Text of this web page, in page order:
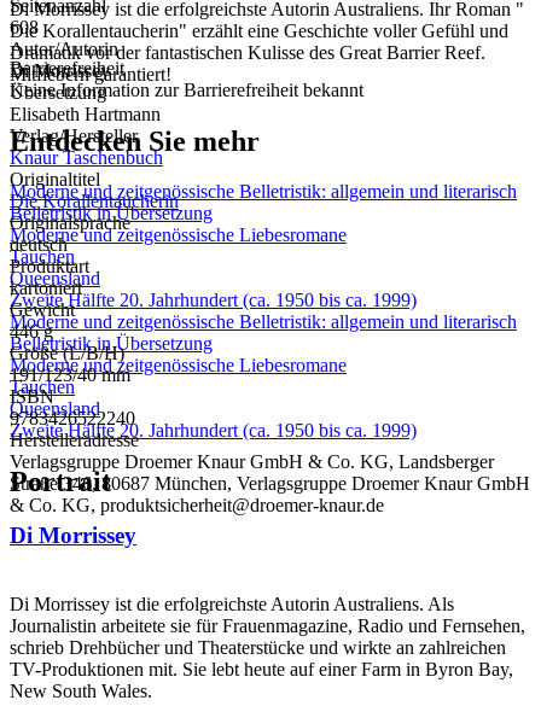
Di Morrissey ist die erfolgreichste Autorin Australiens. Ihr Roman "
Die Korallentaucherin" erzählt eine Geschichte voller Gefühl und
Dramatik vor der fantastischen Kulisse des Great Barrier Reef.
Mitfiebern garantiert!
Seitenanzahl
608
Autor/Autorin
Di Morrissey
Übersetzung
Elisabeth Hartmann
Verlag/Hersteller
Knaur Taschenbuch
Originaltitel
Die Korallentaucherin
Originalsprache
deutsch
Produktart
kartoniert
Gewicht
446 g
Größe (L/B/H)
191/123/40 mm
ISBN
9783426522240
Herstelleradresse
Verlagsgruppe Droemer Knaur GmbH & Co. KG, Landsberger
Straße 346, 80687 München, Verlagsgruppe Droemer Knaur GmbH
& Co. KG, produktsicherheit@droemer-knaur.de
Barrierefreiheit
Keine Information zur Barrierefreiheit bekannt
Entdecken Sie mehr
Moderne und zeitgenössische Belletristik: allgemein und literarisch
Belletristik in Übersetzung
Moderne und zeitgenössische Liebesromane
Tauchen
Queensland
Zweite Hälfte 20. Jahrhundert (ca. 1950 bis ca. 1999)
Moderne und zeitgenössische Belletristik: allgemein und literarisch
Belletristik in Übersetzung
Moderne und zeitgenössische Liebesromane
Tauchen
Queensland
Zweite Hälfte 20. Jahrhundert (ca. 1950 bis ca. 1999)
Portrait
Di Morrissey
Di Morrissey ist die erfolgreichste Autorin Australiens. Als
Journalistin arbeitete sie für Frauenmagazine, Radio und Fernsehen,
schrieb Drehbücher und Theaterstücke und wirkte an zahlreichen
TV-Produktionen mit. Sie lebt heute auf einer Farm in Byron Bay,
New South Wales.